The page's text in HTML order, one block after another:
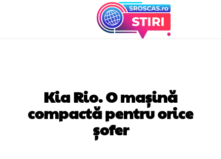
Kia Rio. O mașină
compactă pentru orice
șofer